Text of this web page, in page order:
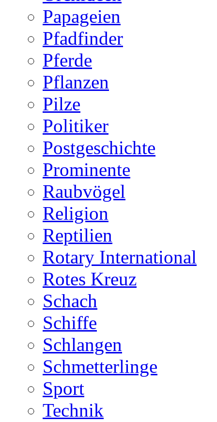
Papageien
Pfadfinder
Pferde
Pflanzen
Pilze
Politiker
Postgeschichte
Prominente
Raubvögel
Religion
Reptilien
Rotary International
Rotes Kreuz
Schach
Schiffe
Schlangen
Schmetterlinge
Sport
Technik